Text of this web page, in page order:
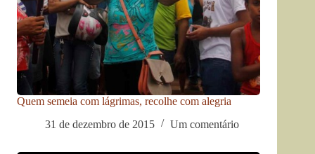
Quem semeia com lágrimas, recolhe com alegria
31 de dezembro de 2015
Um comentário